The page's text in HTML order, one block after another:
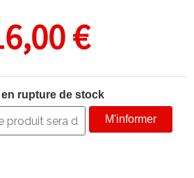
€
rupture de stock
M'informer